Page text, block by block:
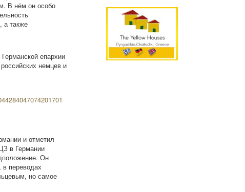
В нём он особо
а также
епархии
немцев и
и отметил
в Германии
Он
в переводах
но самое